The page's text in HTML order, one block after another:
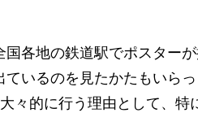
各地の鉄道駅でポスター
いるのを見たかたもいらっ
々的に行う理由として、特